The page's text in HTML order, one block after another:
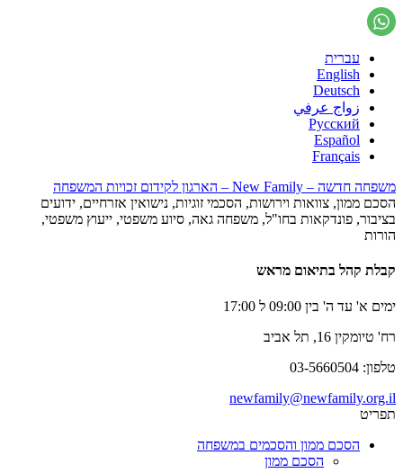
עברית
English
Deutsch
زواج عرفي
Русский
Español
Français
משפחה חדשה – New Family – הארגון לקידום זכויות המשפחה
הסכם ממון, צוואות וירושות, הסכמי זוגיות, נישואין אזרחיים, ידועים
בציבור, פונדקאות בחו"ל, משפחה גאה, סיוע משפטי, ייעוץ משפטי,
הורות
קבלת קהל בתיאום מראש
ימים א' עד ה' בין 09:00 ל 17:00
רח' טיומקין 16, תל אביב
טלפון: 03-5660504
newfamily@newfamily.org.il
תפריט
הסכם ממון והסכמים במשפחה
הסכם ממון